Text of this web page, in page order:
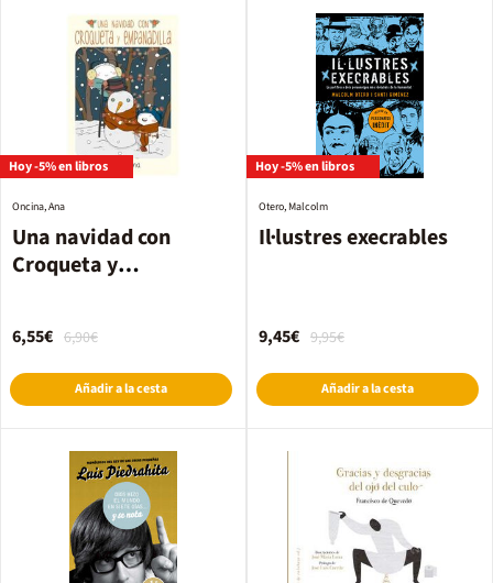
Hoy -5% en libros
Una navidad con
Croqueta y
Oncina, Ana
6,90€
6,55€
Añadir a la cesta
Hoy -5% en libros
Il·lustres execrables
Otero, Malcolm
9,95€
9,45€
Añadir a la cesta